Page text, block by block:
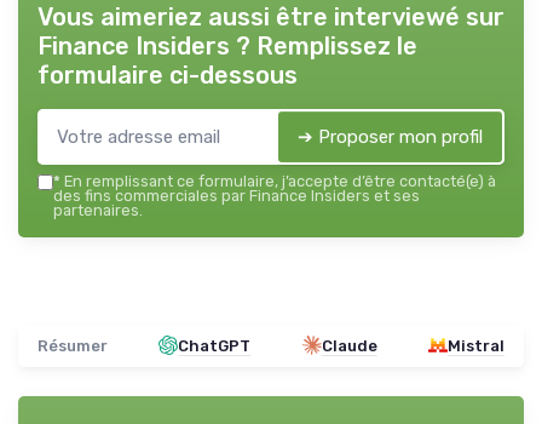
Vous aimeriez aussi être interviewé sur
Finance Insiders ? Remplissez le
formulaire ci-dessous
➔ Proposer mon profil
* En remplissant ce formulaire, j’accepte d’être contacté(e) à
des fins commerciales par Finance Insiders et ses
partenaires.
Résumer ChatGPT Claude Mistral